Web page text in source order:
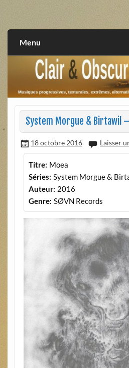
extrêmes, alternatives, texturales
Menu
System Morgue & Birtawil
18 octobre 2016 Laisser
Titre: Moea
Séries: System Morgue &
Auteur: 2016
Genre: SØVN Records